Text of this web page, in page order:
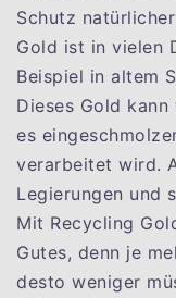
Schutz
Gold ist in vielen
Beispiel in altem
Dieses Gold
es
verarbeitet wird.
Legierungen und
Mit Recycling
Gutes, denn je
desto weniger